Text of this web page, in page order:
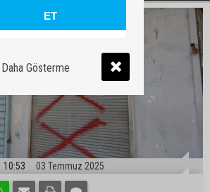
10:53 03 Temmuz 2025
ET
Gösterme